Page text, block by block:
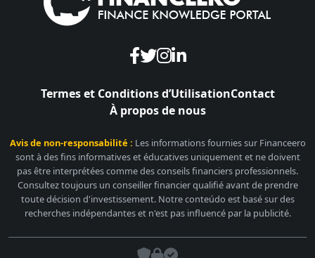
Termes et Conditions d’UtilisationContact
À propos de nous
Avis de non-responsabilité : Les informations fournies sur Financeero
sont à des fins informatives et éducatives uniquement et ne doivent
pas être interprétées comme des conseils financiers professionnels.
Consultez toujours un conseiller financier qualifié avant de prendre
toute décision d'investissement. Notre conteúdo est basé sur des
recherches indépendantes et n'est pas influencé par la publicité.